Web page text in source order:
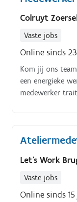
Colruyt
Vaste jobs
Online sinds
Kom jij ons
een energieke
medewerker
Let's Work
Vaste jobs
Online sinds